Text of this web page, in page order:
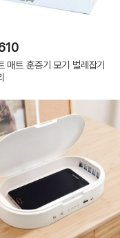
매트 훈증기 모기 벌레잡기